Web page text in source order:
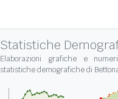
Statistiche
Elaborazioni grafiche e
statistiche demografiche di